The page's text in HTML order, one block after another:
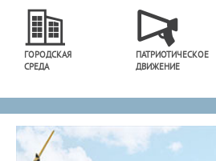
ГОРОДСКАЯ
СРЕДА
ПАТРИОТИЧЕСКОЕ
ДВИЖЕНИЕ